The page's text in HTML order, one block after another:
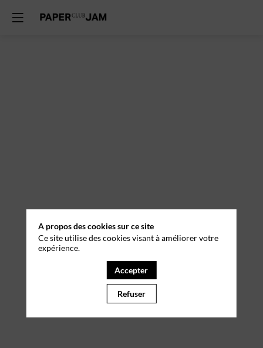
A propos des cookies sur ce site
Ce site utilise des cookies visant à améliorer votre
expérience.
Accepter
Refuser